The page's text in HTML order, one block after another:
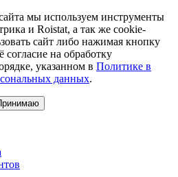
мы используем инструменты
и Roistat, а так же cookie-
сайт либо нажимая кнопку
на обработку
указанном в Политике в
данных.